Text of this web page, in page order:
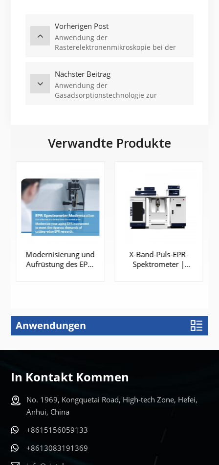
Vorherigen Post
Anwendung der
Rasterelektronenmikroskopie bei der
Nächster Beitrag
Anwendung der
Gasadsorptionstechnologie zur
Verwandte Produkte
Modernisierung und
Aufrüstung des EPR-
ERFAHREN
X-Band-Puls-EPR-
Spektrometer |
ERFAHREN
Anwendungen
In Kontakt Kommen
No. 1969, Kongquetai Road, High-tech Zone, Hefei,
Anhui, China
+8615156059133
+8613083191369